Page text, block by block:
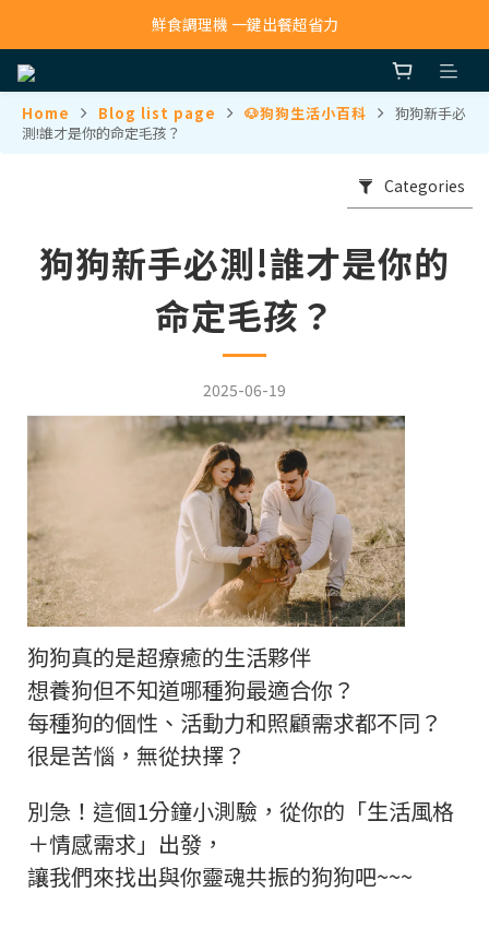
寵物吸毛機 吸毛清淨抗敏一次搞定
鮮食調理機 一鍵出餐超省力
Home Blog list page 🐶狗狗生活小百科
狗狗新手必
測!誰才是你的命定毛孩？
Categories
狗狗新手必測!誰才是你的
命定毛孩？
2025-06-19
狗狗真的是超療癒的生活夥伴
想養狗但不知道哪種狗最適合你？
每種狗的個性、活動力和照顧需求都不同？
很是苦惱，無從抉擇？
別急！這個1分鐘小測驗，從你的「生活風格
＋情感需求」出發，
讓我們來找出與你靈魂共振的狗狗吧~~~